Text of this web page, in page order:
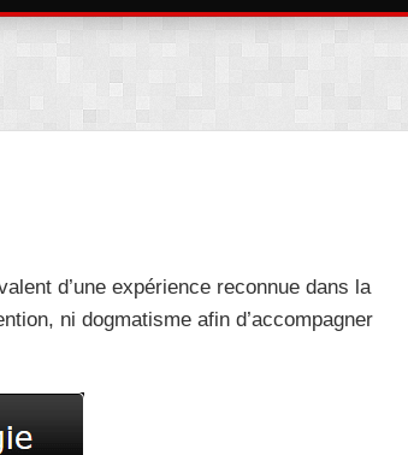
d’une expérience reconnue dans la
ni dogmatisme afin d’accompagner